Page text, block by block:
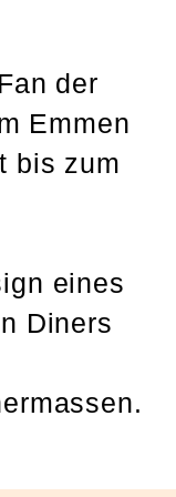
der
Emmen
bis zum
eines
Diners